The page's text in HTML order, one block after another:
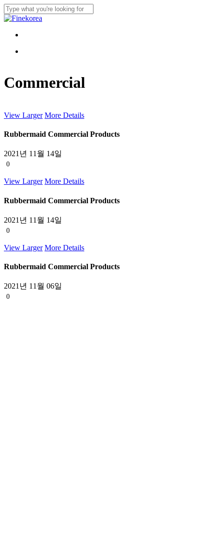
Skip
to
content
Close
Menu
Commercial
View Larger More Details
Rubbermaid Commercial Products
2021년 11월 14일
0
View Larger More Details
Rubbermaid Commercial Products
2021년 11월 14일
0
View Larger More Details
Rubbermaid Commercial Products
2021년 11월 06일
0